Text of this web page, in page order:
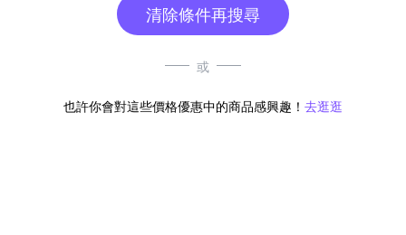
清除條件再搜尋
或
也許你會對這些價格優惠中的商品感興趣！ 去逛逛